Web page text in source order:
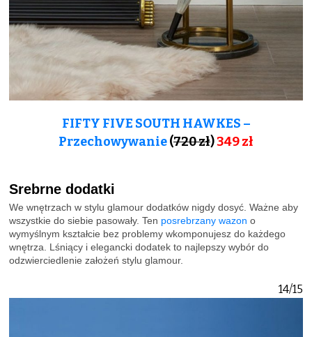
FIFTY FIVE SOUTH HAWKES –
Przechowywanie(720 zł)349 zł
Srebrne dodatki
We wnętrzach w stylu glamour dodatków nigdy dosyć. Ważne aby
wszystkie do siebie pasowały. Ten posrebrzany wazon o
wymyślnym kształcie bez problemy wkomponujesz do każdego
wnętrza. Lśniący i elegancki dodatek to najlepszy wybór do
odzwierciedlenie założeń stylu glamour.
14/15